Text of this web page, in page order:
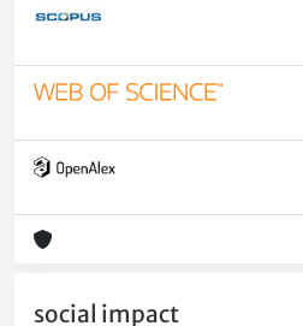
social impact